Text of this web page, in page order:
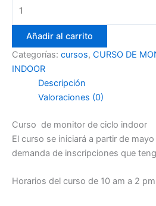
Añadir al carrito
Categorías: cursos, CURSO DE
INDOOR
Descripción
Valoraciones (0)
Curso de monitor de ciclo indoor
El curso se iniciará a partir de
demanda de inscripciones que
Horarios del curso de 10 am a 2 pm